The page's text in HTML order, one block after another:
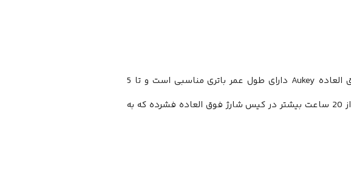
هدفون بی سیم Aukey Ultra Compact EP-T25 TWS فوق العاده Aukey دارای طول عمر باتری مناسبی است و تا 5
ساعت با یک بار شارژ پخش می کند. ضمن آنکه می توانید از 20 ساعت بیشتر در کیس شارژ فوق العاده فشرده که به